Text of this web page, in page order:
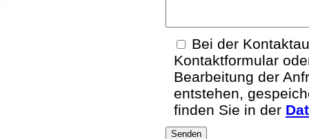
Bei der
Kontaktformular
Bearbeitung der
entstehen,
finden Sie in der